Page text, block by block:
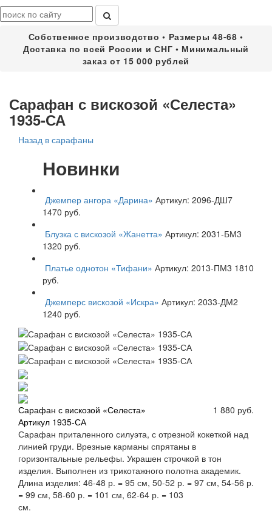
Собственное производство • Размеры 48-68 •
Доставка по всей России и СНГ • Минимальный
заказ от 15 000 рублей
Сарафан с вискозой «Селеста»
1935-СА
Назад в сарафаны
Новинки
Джемпер ангора «Дарина» Артикул: 2096-ДШ7
1470 руб.
Блузка с вискозой «Жанетта» Артикул: 2031-БМ3
1320 руб.
Платье однотон «Тифани» Артикул: 2013-ПМ3 1810
руб.
Джемперс вискозой «Искра» Артикул: 2033-ДМ2
1240 руб.
Сарафан с вискозой «Селеста»
Артикул 1935-СА
1 880 руб.
Сарафан приталенного силуэта, с отрезной кокеткой над
линией груди. Врезные карманы спрятаны в
горизонтальные рельефы. Украшен строчкой в тон
изделия. Выполнен из трикотажного полотна академик.
Длина изделия: 46-48 р. = 95 см, 50-52 р. = 97 см, 54-56 р.
= 99 см, 58-60 р. = 101 см, 62-64 р. = 103